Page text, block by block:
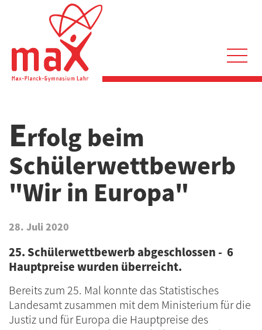
Hauptnavigation
Erfolg beim
Schülerwettbewerb
"Wir in Europa"
28. Juli 2020
25. Schülerwettbewerb abgeschlossen - 6
Hauptpreise wurden überreicht.
Bereits zum 25. Mal konnte das Statistisches
Landesamt zusammen mit dem Ministerium für die
Justiz und für Europa die Hauptpreise des